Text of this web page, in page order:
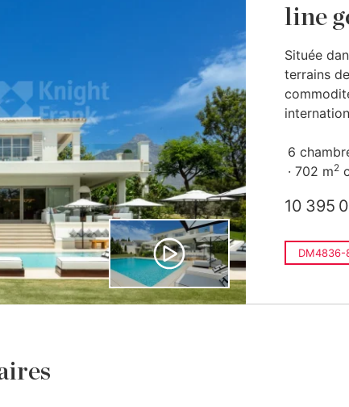
line
Située
terrains
6
702 m2
10 395
DM4836-